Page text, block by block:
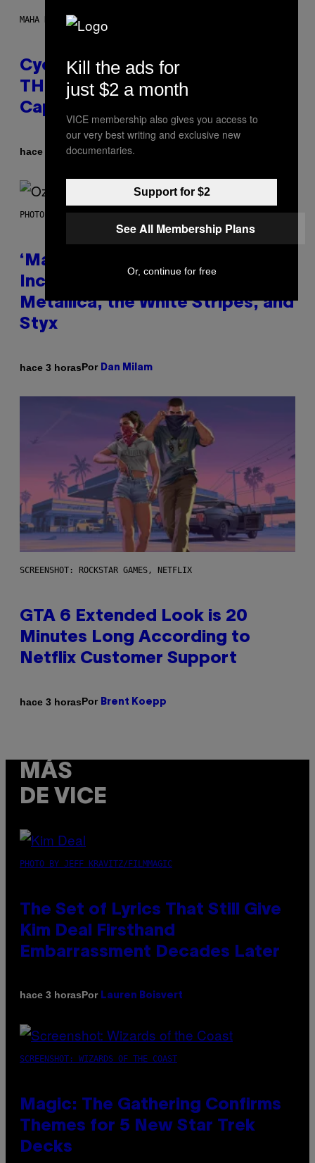
MAHA HAQ FOR VICE
Cycling Frog’s Tropical Punch
THC Seltzer Is Like an Adult
Capri Sun (That Gets You High)
hace 2 horasPorMaha Haq
PHOTO BY NICK LAHAM/GETTY IMAGES
‘Madden NFL 27’ Soundtrack
Includes Ozzy Osbourne,
Metallica, the White Stripes, and
Styx
hace 3 horasPor Dan Milam
SCREENSHOT: ROCKSTAR GAMES, NETFLIX
GTA 6 Extended Look is 20
Minutes Long According to
Netflix Customer Support
hace 3 horasPor Brent Koepp
MÁS
DE VICE
PHOTO BY JEFF KRAVITZ/FILMMAGIC
The Set of Lyrics That Still Give
Kim Deal Firsthand
Embarrassment Decades Later
hace 3 horasPor Lauren Boisvert
SCREENSHOT: WIZARDS OF THE COAST
Magic: The Gathering Confirms
Themes for 5 New Star Trek
Decks
Kill the ads for
just $2 a month
VICE membership also gives you access to
our very best writing and exclusive new
documentaries.
Support for $2
See All Membership Plans
Or, continue for free